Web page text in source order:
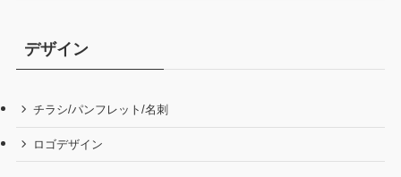
デザイン
チラシ/パンフレット/名刺
ロゴデザイン